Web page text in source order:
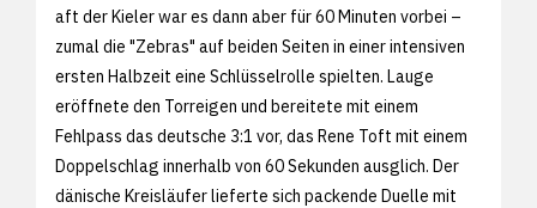
aft der Kieler war es dann aber für 60 Minuten vorbei –
zumal die "Zebras" auf beiden Seiten in einer intensiven
ersten Halbzeit eine Schlüsselrolle spielten. Lauge
eröffnete den Torreigen und bereitete mit einem
Fehlpass das deutsche 3:1 vor, das Rene Toft mit einem
Doppelschlag innerhalb von 60 Sekunden ausglich. Der
dänische Kreisläufer lieferte sich packende Duelle mit